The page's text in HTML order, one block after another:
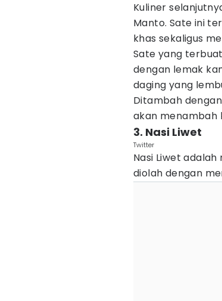
Kuliner
Manto. Sate ini
khas sekaligus
Sate yang
dengan lemak
daging yang
Ditambah
akan menambah
3. Nasi Liwet
Twitter
Nasi Liwet
diolah dengan